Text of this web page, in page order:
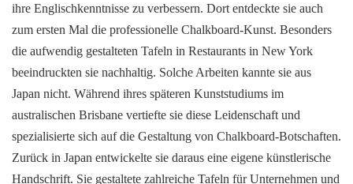
ihre Englischkenntnisse zu verbessern. Dort entdeckte sie auch
zum ersten Mal die professionelle Chalkboard-Kunst. Besonders
die aufwendig gestalteten Tafeln in Restaurants in New York
beeindruckten sie nachhaltig. Solche Arbeiten kannte sie aus
Japan nicht. Während ihres späteren Kunststudiums im
australischen Brisbane vertiefte sie diese Leidenschaft und
spezialisierte sich auf die Gestaltung von Chalkboard-Botschaften.
Zurück in Japan entwickelte sie daraus eine eigene künstlerische
Handschrift. Sie gestaltete zahlreiche Tafeln für Unternehmen und